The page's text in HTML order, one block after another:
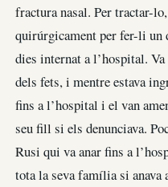
fractura nasal. Per tractar-
quirúrgicament per fer-li un
dies internat a l’hospital. Va
dels fets, i mentre estava
fins a l’hospital i el van
seu fill si els denunciava.
Rusi qui va anar fins a
tota la seva família si